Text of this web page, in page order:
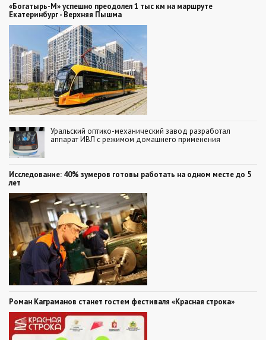
«Богатырь-М» успешно преодолел 1 тыс км на маршруте
Екатеринбург - Верхняя Пышма
Уральский оптико-механический завод разработал
аппарат ИВЛ с режимом домашнего применения
Исследование: 40% зумеров готовы работать на одном месте до 5
лет
Роман Каграманов станет гостем фестиваля «Красная строка»